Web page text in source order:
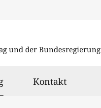
und der Bundesregierung
ausgewählt
Kontakt